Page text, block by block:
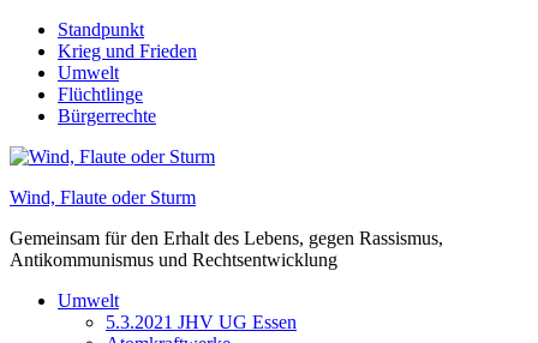
Skip
content
Standpunkt
Krieg und Frieden
Umwelt
Flüchtlinge
Bürgerrechte
Wind, Flaute oder Sturm
Gemeinsam für den Erhalt des Lebens, gegen Rassismus,
Antikommunismus und Rechtsentwicklung
Umwelt
5.3.2021 JHV UG Essen